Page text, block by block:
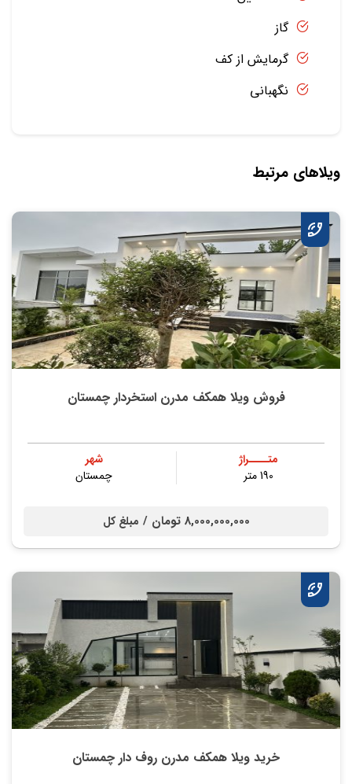
گاز
گرمایش از کف
نگهبانی
ویلاهای مرتبط
فروش ویلا همکف مدرن استخردار چمستان
متــــراژ
190 متر
شهر
چمستان
8,000,000,000 تومان / مبلغ کل
خرید ویلا همکف مدرن روف دار چمستان